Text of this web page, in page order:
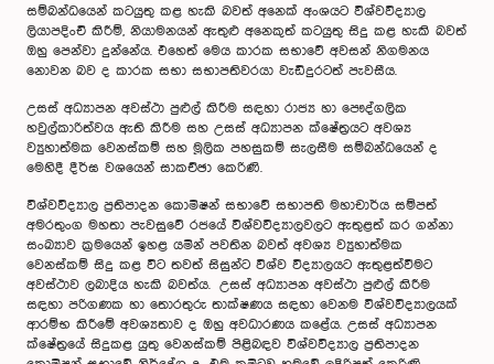
සම්බන්ධයෙන් කටයුතු කළ හැකි බවත් අනෙක් අංශයට විශ්වවිද්‍යාල
ලියාපදිංචි කිරීම්, නියාමනයන් ඇතුළු අනෙකුත් කටයුතු සිදු කළ හැකි බවත්
ඔහු පෙන්වා දුන්නේය. එහෙත් මෙය කාරක සභාවේ අවසන් නිගමනය
නොවන බව ද කාරක සභා සභාපතිවරයා වැඩිදුරටත් පැවසීය.
උසස් අධ්‍යාපන අවස්ථා පුළුල් කිරීම සඳහා රාජ්‍ය හා පෞද්ගලික
හවුල්කාරිත්වය ඇති කිරීම සහ උසස් අධ්‍යාපන ක්ෂේත්‍රයට අවශ්‍ය
ව්‍යුහාත්මක වෙනස්කම් සහ මූලික පහසුකම් සැලසීම සම්බන්ධයෙන් ද
මෙහිදී දීර්ඝ වශයෙන් සාකච්ඡා කෙරිණි.
විශ්වවිද්‍යාල ප්‍රතිපාදන කොමිෂන් සභාවේ සභාපති මහාචාර්ය සම්පත්
අමරතුංග මහතා පැවසුවේ රජයේ විශ්වවිද්‍යාලවලට ඇතුළත් කර ගන්නා
සංඛ්‍යාව ක්‍රමයෙන් ඉහළ යමින් පවතින බවත් අවශ්‍ය ව්‍යුහාත්මක
වෙනස්කම් සිදු කළ විට තවත් සිසුන්ට විශ්ව විද්‍යාලයට ඇතුළත්වීමට
අවස්ථාව ලබාදිය හැකි බවත්ය. උසස් අධ්‍යාපන අවස්ථා පුළුල් කිරීම
සඳහා පරිගණක හා තොරතුරු තාක්ෂණය සඳහා වෙනම විශ්වවිද්‍යාලයක්
ආරම්භ කිරීමේ අවශ්‍යතාව ද ඔහු අවධාරණය කළේය. උසස් අධ්‍යාපන
ක්ෂේත්‍රයේ සිදුකළ යුතු වෙනස්කම් පිළිබඳව විශ්වවිද්‍යාල ප්‍රතිපාදන